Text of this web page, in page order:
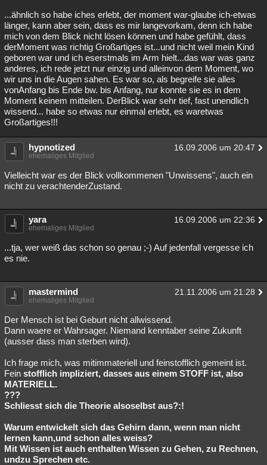
...ähnlich so habe iches erlebt, der moment war-glaube ich-etwas
länger, kann aber sein, dass es mir langevorkam, denn ich habe
mich von dem Blick nicht lösen können und habe gefühlt, dass
derMoment was richtig Großartiges ist...und nicht weil mein Kind
geboren war und ich eserstmals im Arm hielt...das war was ganz
anderes, ich rede jetzt nur einzig und alleinvon dem Moment, wo
wir uns in die Augen sahen. Es war so, als begreife sie alles
vonAnfang bis Ende bw. bis Anfang, nur konnte sie es in dem
Moment keinem mitteilen. DerBlick war sehr tief, fast unendlich
wissend... habe so etwas nur einmal erlebt, es waretwas
Großartiges!!!
hypnotized 16.09.2006 um 20:47
ehemaliges Mitglied
Vielleicht war es der Blick vollkommenen "Unwissens", auch ein
nicht zu verachtenderZustand.
yara 16.09.2006 um 22:36
ehemaliges Mitglied
...tja, wer weiß das schon so genau ;-) Auf jedenfall vergesse ich
es nie.
mastermind 21.11.2006 um 21:28
ehemaliges Mitglied
Der Mensch ist bei Geburt nicht allwissend.
Dann waere er Wahrsager. Niemand kenntaber seine Zukunft
(ausser dass man sterben wird).
Ich frage mich, was mitimmateriell und feinstofflich gemeint ist.
Fein stofflich impliziert, dasses aus einem STOFF ist, also
MATERIELL.
???
Schliesst sich die Theorie alsoselbst aus?:!
Warum entwickelt sich das Gehirn dann, wenn man nicht
lernen kann,und schon alles weiss?
Mit Wissen ist auch enthalten Wissen zu Gehen, zu Rechnen,
undzu Sprechen etc.